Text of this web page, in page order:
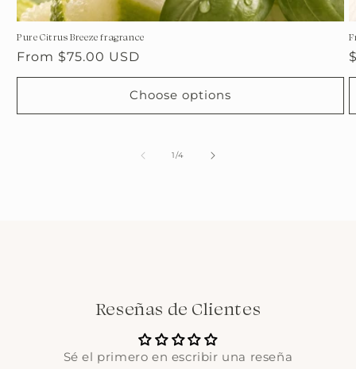
Pure Citrus Breeze fragrance
Regular
price
From $75.00 USD
Choose options
1/of
4
Reseñas de Clientes
Sé el primero en escribir una reseña